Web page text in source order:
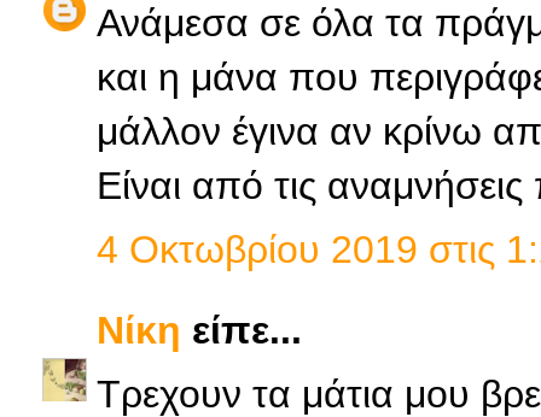
Ανάμεσα σε όλα τα
και η μάνα που
μάλλον έγινα αν κρίνω
Είναι από τις
4 Οκτωβρίου 2019 στις
Νίκη είπε...
Τρεχουν τα μάτια μου